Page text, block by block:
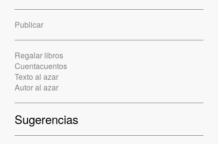
Publicar
Regalar libros
Cuentacuentos
Texto al azar
Autor al azar
Sugerencias